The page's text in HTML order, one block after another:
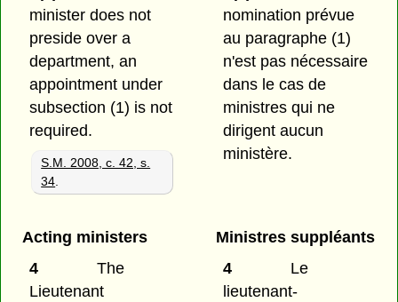
minister does not
preside over a
department, an
appointment under
subsection (1) is not
required.
S.M. 2008, c. 42, s.
34
nomination prévue
au paragraphe (1)
n'est pas nécessaire
dans le cas de
ministres qui ne
dirigent aucun
ministère.
Acting ministers
4
The
Lieutenant
Ministres suppléants
4
Le
lieutenant-